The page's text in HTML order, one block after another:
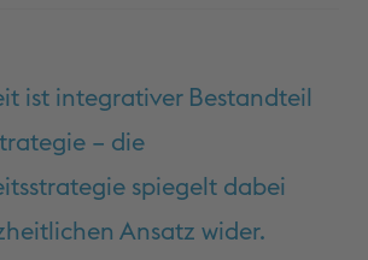
ist integrativer Bestandteil
– die
spiegelt dabei
Ansatz wider.